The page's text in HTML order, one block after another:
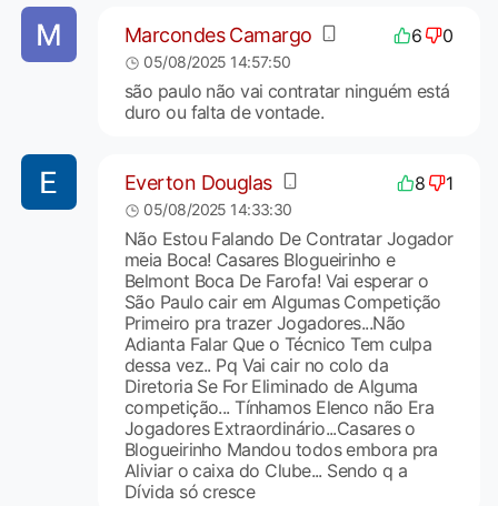
Marcondes Camargo 6 0
05/08/2025 14:57:50
são paulo não vai contratar ninguém está
duro ou falta de vontade.
Everton Douglas 8 1
05/08/2025 14:33:30
Não Estou Falando De Contratar Jogador
meia Boca! Casares Blogueirinho e
Belmont Boca De Farofa! Vai esperar o
São Paulo cair em Algumas Competição
Primeiro pra trazer Jogadores...Não
Adianta Falar Que o Técnico Tem culpa
dessa vez.. Pq Vai cair no colo da
Diretoria Se For Eliminado de Alguma
competição... Tínhamos Elenco não Era
Jogadores Extraordinário...Casares o
Blogueirinho Mandou todos embora pra
Aliviar o caixa do Clube... Sendo q a
Dívida só cresce